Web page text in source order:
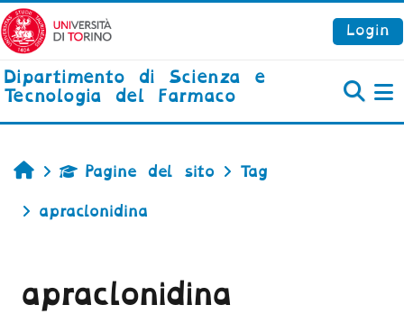
Vai al contenuto principale
Login
Dipartimento di Scienza e
Tecnologia del Farmaco
HomePagine del sito Tag
apraclonidina
apraclonidina